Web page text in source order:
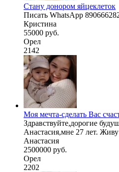
Стану донором яйцеклеток
Писать WhatsApp
Кристина
55000 руб.
Орел
2142
Моя мечта-сделать Вас
Здравствуйте,дорогие
Анастасия,мне 27 лет.
Анастасия
2500000 руб.
Орел
2202